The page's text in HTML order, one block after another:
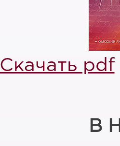
Скачать pdf
В